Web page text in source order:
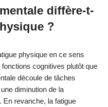
diffère-t-
?
physique en ce sens
cognitives plutôt que
découle de tâches
diminution de la
En revanche, la fatigue